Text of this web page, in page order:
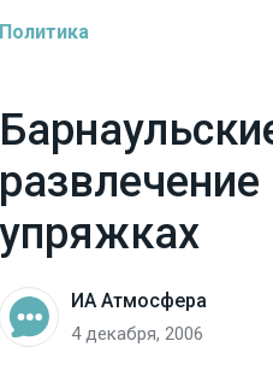
Политика
упряжках
ИА Атмосфера
4 декабря, 2006